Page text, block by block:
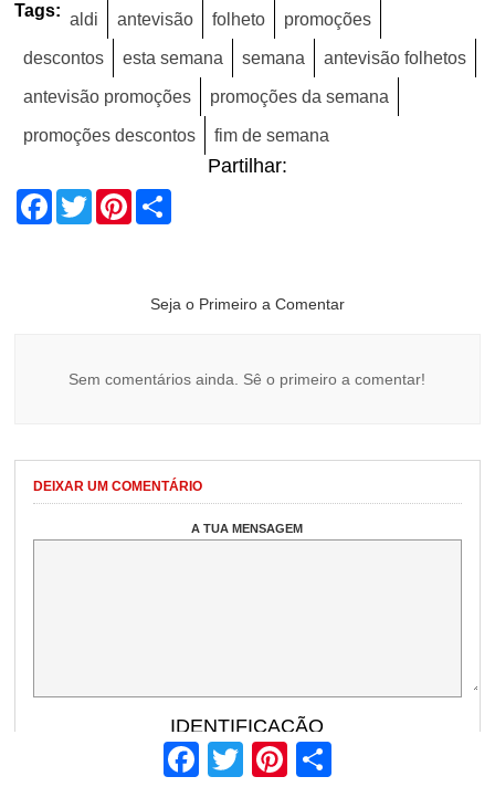
Tags: aldi antevisão folheto promoções
descontos esta semana semana antevisão folhetos
antevisão promoções promoções da semana
promoções descontos fim de semana
Partilhar:
Facebook
TwitterPinterest
Seja o Primeiro a Comentar
Sem comentários ainda. Sê o primeiro a comentar!
DEIXAR UM COMENTÁRIO
A TUA MENSAGEM
IDENTIFICAÇÃO
NOME*
Facebook Twitter Pinterest